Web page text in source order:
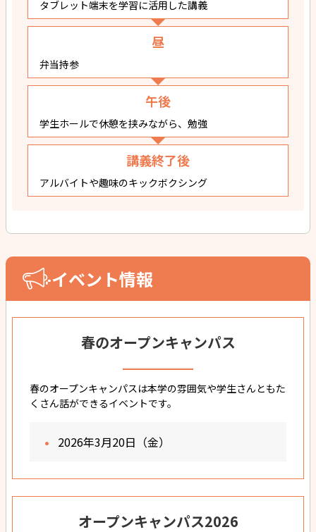
タブレット端末を学習に活用した講義
昼
弁当持参
午後
学生ホールで休憩を挟みながら、勉強
講義終了後
アルバイトや趣味のキックボクシング
イベント情報
春のオープンキャンパス
春のオープンキャンパスは本学の雰囲気や学生さんともた
くさん話ができるイベントです。
2026年3月20日（金）
オープンキャンパス2026